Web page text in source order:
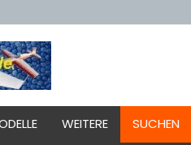
SUCHEN
WEITERE